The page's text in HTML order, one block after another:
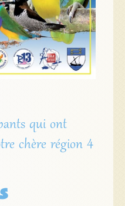
qui ont
chère région 4